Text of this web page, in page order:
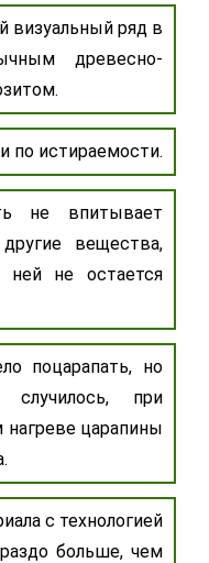
ряд в
древесно-
по истираемости.
не впитывает
вещества,
ней не остается
поцарапать, но
при
царапины
с технологией
больше, чем